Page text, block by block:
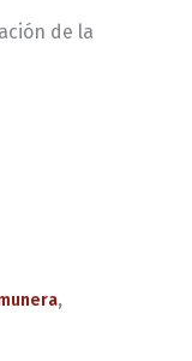
de la
,